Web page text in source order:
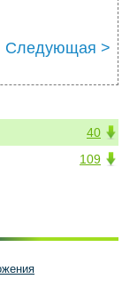
Следующая >
40
109